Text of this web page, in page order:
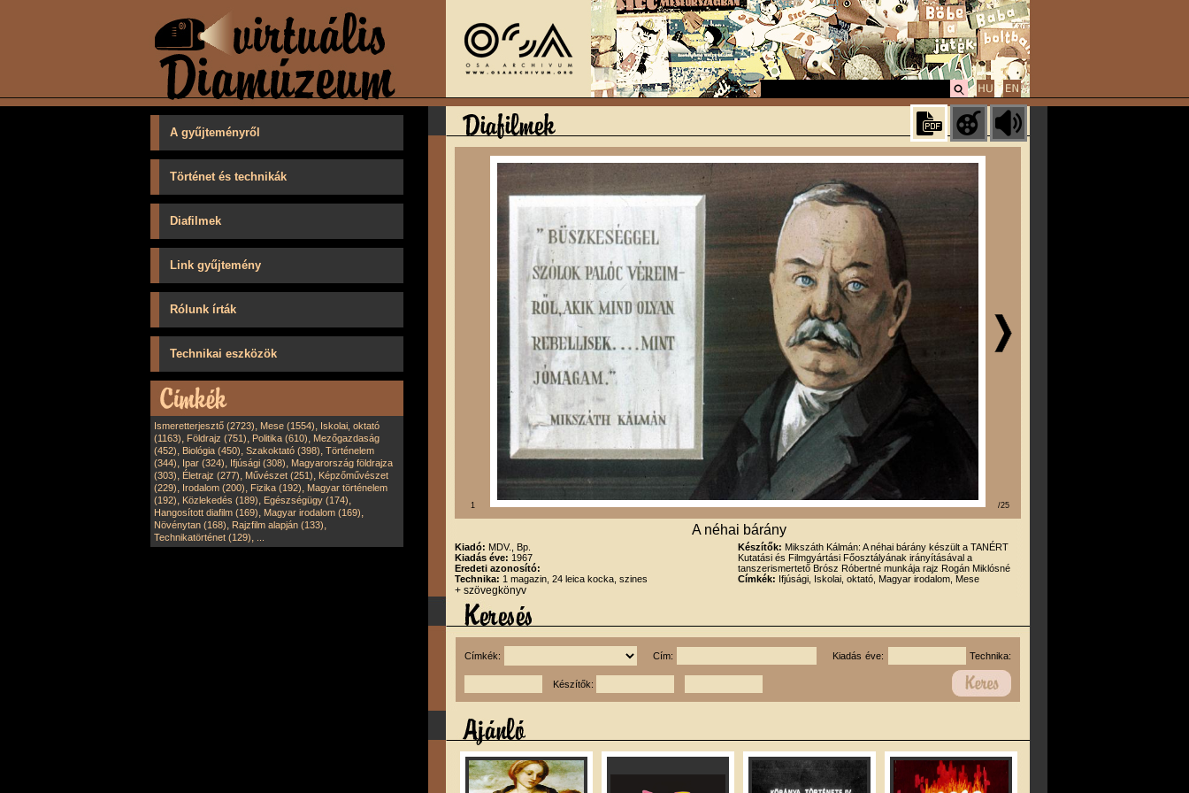
A gyűjteményről
Történet és technikák
Diafilmek
Link gyűjtemény
Rólunk írták
Technikai eszközök
Ismeretterjesztő (2723), Mese (1554), Iskolai, oktató
(1163), Földrajz (751), Politika (610), Mezőgazdaság
(452), Biológia (450), Szakoktató (398), Történelem
(344), Ipar (324), Ifjúsági (308), Magyarország földrajza
(303), Életrajz (277), Művészet (251), Képzőművészet
(229), Irodalom (200), Fizika (192), Magyar történelem
(192), Közlekedés (189), Egészségügy (174),
Hangosított diafilm (169), Magyar irodalom (169),
Növénytan (168), Rajzfilm alapján (133),
Technikatörténet (129),
1 /25
A néhai bárány
Kiadó: MDV., Bp.
Kiadás éve: 1967
Eredeti azonosító:
Technika: 1 magazin, 24 leica kocka, szines
Készítők: Mikszáth Kálmán: A néhai bárány készült a TANÉRT
Kutatási és Filmgyártási Főosztályának irányításával a
tanszerismertető Brósz Róbertné munkája rajz Rogán Miklósné
Címkék: Ifjúsági, Iskolai, oktató, Magyar irodalom, Mese
+ szövegkönyv
Címkék: Cím: Kiadás éve: Technika:
Készítők: